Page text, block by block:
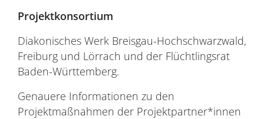
Projektkonsortium
Diakonisches Werk Breisgau-Hochschwarzwald,
Freiburg und Lörrach und der Flüchtlingsrat
Baden-Württemberg.
Genauere Informationen zu den
Projektmaßnahmen der Projektpartner*innen